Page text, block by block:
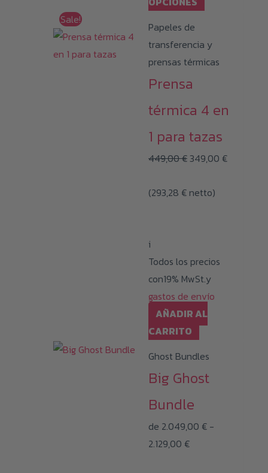
múltiples
opciones
pueden
elegir
la
Sale!
Papeles de
transferencia y
prensas térmicas
Prensa
térmica 4 en
1 para tazas
449,00€ El
original
349,00 €El
(293,28 € netto)
i
Todos los precios
con19% MwSt.y
gastos de envío
AÑADIR AL
CARRITO
Ghost Bundles
Big Ghost
Bundle
de 2.049,00 € -
2.129,00 €Rango